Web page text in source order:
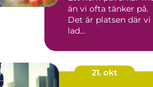
än vi ofta tänker på.
Det är platsen där vi
lad...
21. okt